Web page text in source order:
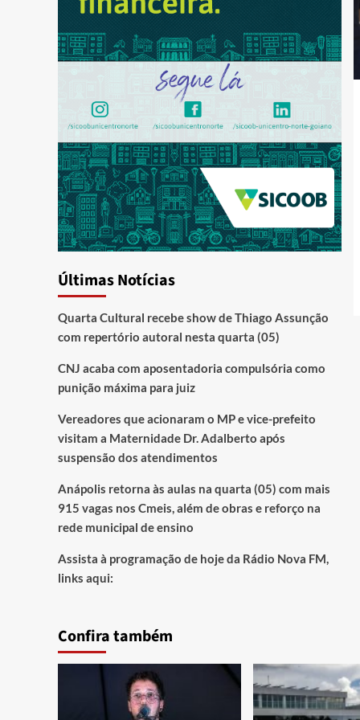
Últimas Notícias
Quarta Cultural recebe show de Thiago Assunção
com repertório autoral nesta quarta (05)
CNJ acaba com aposentadoria compulsória como
punição máxima para juiz
Vereadores que acionaram o MP e vice-prefeito
visitam a Maternidade Dr. Adalberto após
suspensão dos atendimentos
Anápolis retorna às aulas na quarta (05) com mais
915 vagas nos Cmeis, além de obras e reforço na
rede municipal de ensino
Assista à programação de hoje da Rádio Nova FM,
links aqui:
Confira também